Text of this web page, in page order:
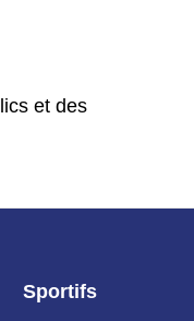
et des
Sportifs